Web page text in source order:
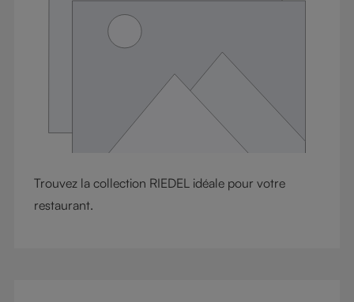
Trouvez la collection RIEDEL idéale pour votre
restaurant.